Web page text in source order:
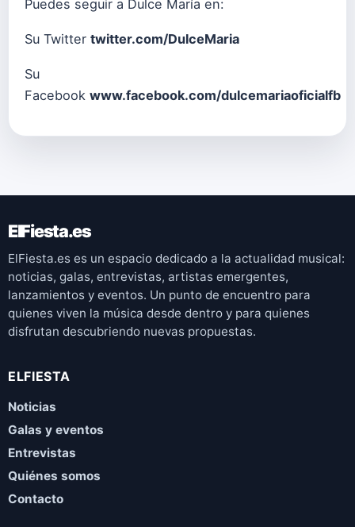
Puedes seguir a Dulce María en:
Su Twitter twitter.com/DulceMaria
Su
Facebook www.facebook.com/dulcemariaoficialfb
ElFiesta.es
ElFiesta.es es un espacio dedicado a la actualidad musical:
noticias, galas, entrevistas, artistas emergentes,
lanzamientos y eventos. Un punto de encuentro para
quienes viven la música desde dentro y para quienes
disfrutan descubriendo nuevas propuestas.
ELFIESTA
Noticias
Galas y eventos
Entrevistas
Quiénes somos
Contacto